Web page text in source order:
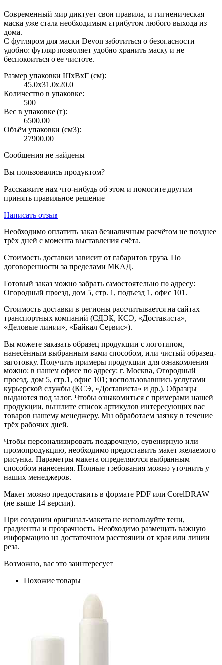
Современный мир диктует свои правила, и гигиеническая
маска уже стала необходимым атрибутом любого выхода из
дома.
С футляром для маски Devon заботиться о безопасности
удобно: футляр позволяет удобно хранить маску и не
беспокоиться о ее чистоте.
Размер упаковки ШxВxГ (см):
45.0x31.0x20.0
Количество в упаковке:
500
Вес в упаковке (г):
6500.00
Объём упаковки (см3):
27900.00
Сообщения не найдены
Вы пользовались продуктом?
Расскажите нам что-нибудь об этом и помогите другим
принять правильное решение
Написать отзыв
Необходимо оплатить заказ безналичным расчётом не позднее
трёх дней с момента выставления счёта.
Стоимость доставки зависит от габаритов груза. По
договоренности за пределами МКАД.
Готовый заказ можно забрать самостоятельно по адресу:
Огородный проезд, дом 5, стр. 1, подъезд 1, офис 101.
Стоимость доставки в регионы рассчитывается на сайтах
транспортных компаний (СДЭК, КСЭ, «Достависта»,
«Деловые линии», «Байкал Сервис»).
Вы можете заказать образец продукции с логотипом,
нанесённым выбранным вами способом, или чистый образец-
заготовку. Получить примеры продукции для ознакомления
можно: в нашем офисе по адресу: г. Москва, Огородный
проезд, дом 5, стр.1, офис 101; воспользовавшись услугами
курьерской службы (КСЭ, «Достависта» и др.). Образцы
выдаются под залог. Чтобы ознакомиться с примерами нашей
продукции, вышлите список артикулов интересующих вас
товаров нашему менеджеру. Мы обработаем заявку в течение
трёх рабочих дней.
Чтобы персонализировать подарочную, сувенирную или
промопродукцию, необходимо предоставить макет желаемого
рисунка. Параметры макета определяются выбранным
способом нанесения. Полные требования можно уточнить у
наших менеджеров.
Макет можно предоставить в формате PDF или CorelDRAW
(не выше 14 версии).
При создании оригинал-макета не используйте тени,
градиенты и прозрачность. Необходимо размещать важную
информацию на достаточном расстоянии от края или линии
реза.
Возможно, вас это заинтересует
Похожие товары